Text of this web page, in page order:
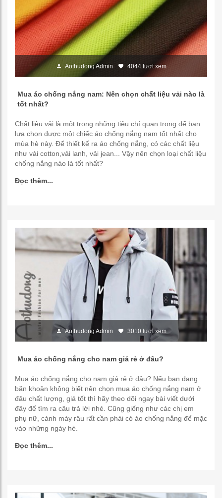
Aothudong Admin 4044 lượt xem
Mua áo chống nắng nam: Nên chọn chất liệu vải nào là
tốt nhất?
Chất liệu vải là một trong những tiêu chí quan trọng để bạn
lựa chọn được một chiếc áo chống nắng nam tốt nhất cho
mùa hè này. Để thiết kế ra áo chống nắng, có các chất liệu
như vải cotton,vải lanh, vải jean... Vậy nên chọn loại chất liệu
chống nắng nào là tốt nhất?
Đọc thêm...
Aothudong Admin 3010 lượt xem
Mua áo chống nắng cho nam giá rẻ ở đâu?
Mua áo chống nắng cho nam giá rẻ ở đâu? Nếu bạn đang
băn khoăn không biết nên chọn mua áo chống nắng nam ở
đâu chất lượng, giá tốt thì hãy theo dõi ngay bài viết dưới
đây để tìm ra câu trả lời nhé. Cũng giống như các chị em
phụ nữ, cánh mày râu rất cần phải có áo chống nắng để mặc
vào những ngày hè.
Đọc thêm...